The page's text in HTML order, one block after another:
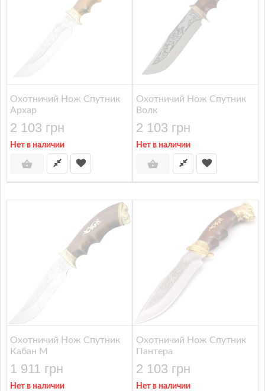
Охотничий Нож Спутник
Архар
2 103 грн
Нет в наличии
Охотничий Нож Спутник
Волк
2 103 грн
Нет в наличии
Охотничий Нож Спутник
Кабан М
1 911 грн
Нет в наличии
Охотничий Нож Спутник
Пантера
2 103 грн
Нет в наличии